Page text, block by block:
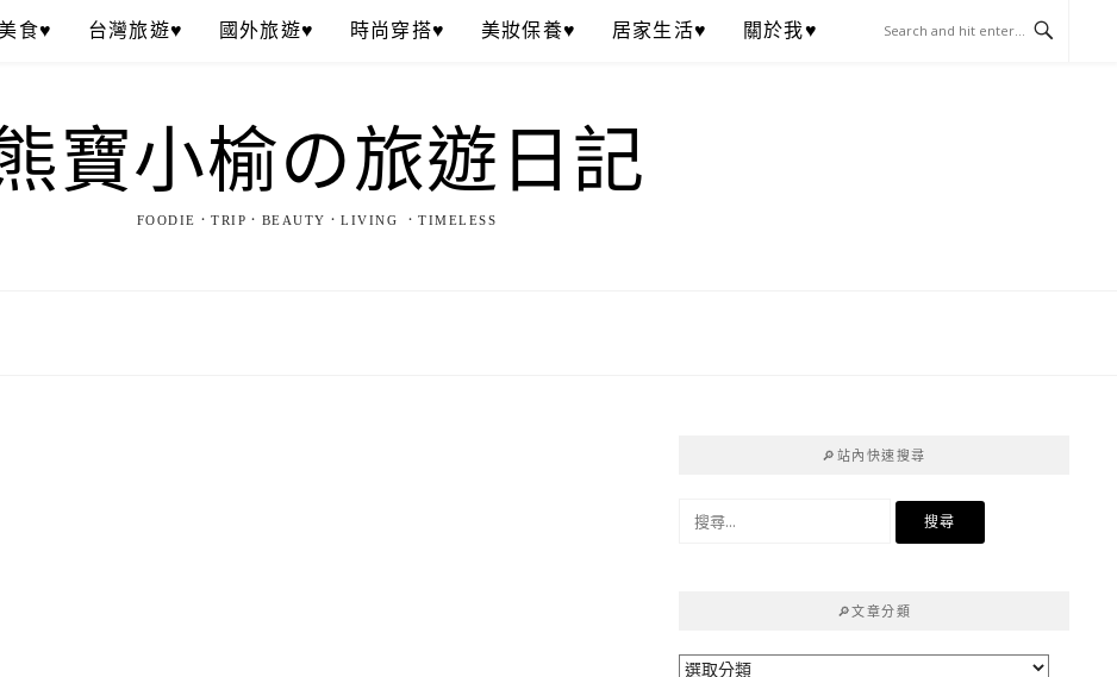
食♥ 台灣旅遊♥ 國外旅遊♥ 時尚穿搭♥ 美妝保養♥ 居家生活♥ 關於我♥
寶小榆の旅遊日記
FOODIE．TRIP．BEAUTY．LIVING ．TIMELESS
🔎站內快速搜尋
🔎文章分類
🔎